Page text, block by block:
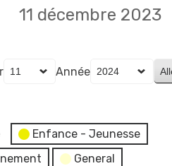
11 décembre 2023
Année
Enfance - Jeunesse
General